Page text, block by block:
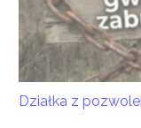
Działka z